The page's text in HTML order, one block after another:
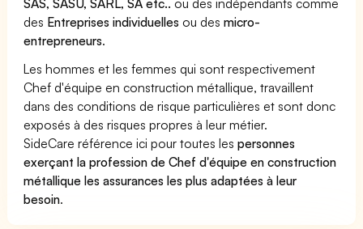
des Entreprises individuelles ou desmicro-
entrepreneurs.
Les hommes et les femmes qui sont respectivement
Chef d'équipe en construction métallique, travaillent
dans des conditions de risque particulières et sont donc
exposés à des risques propres à leur métier.
SideCare référence ici pour toutes lespersonnes
exerçant la profession de Chef d'équipe en construction
métallique les assurances les plus adaptées à leur
besoin.